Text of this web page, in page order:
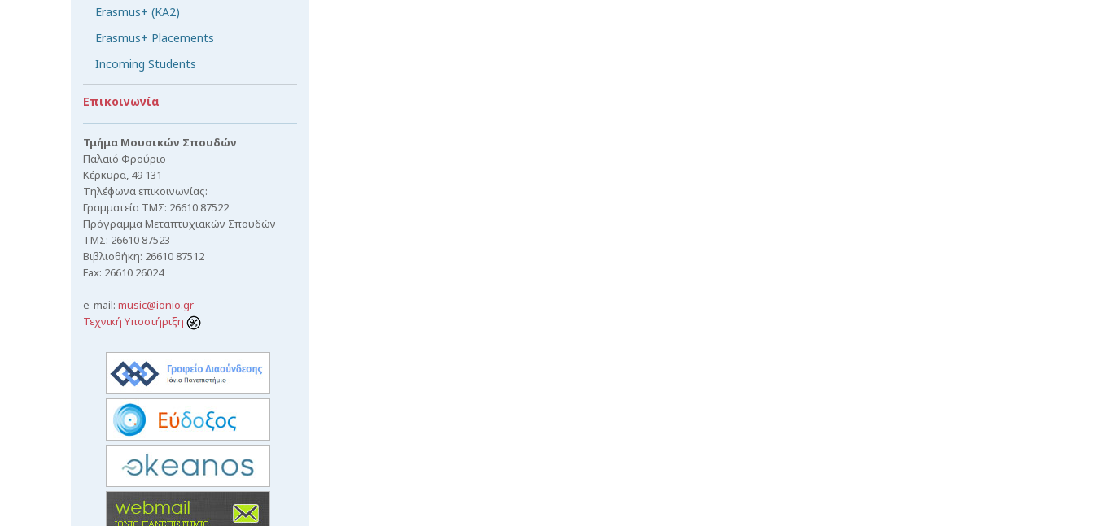
Erasmus+ (KA2)
Erasmus+ Placements
Incoming Students
Επικοινωνία
Τμήμα Μουσικών Σπουδών
Παλαιό Φρούριο
Κέρκυρα, 49 131
Τηλέφωνα επικοινωνίας:
Γραμματεία ΤΜΣ: 26610 87522
Πρόγραμμα Μεταπτυχιακών Σπουδών
ΤΜΣ: 26610 87523
Βιβλιοθήκη: 26610 87512
Fax: 26610 26024
e-mail: music@ionio.gr
Τεχνική Υποστήριξη